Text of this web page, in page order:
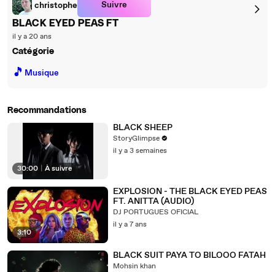
christophe Suivre
BLACK EYED PEAS FT
il y a 20 ans
Catégorie
🎵 Musique
Recommandations
30:00 À suivre
BLACK SHEEP
StoryGlimpse
il y a 3 semaines
3:10
EXPLOSION - THE BLACK EYED PEAS
FT. ANITTA (AUDIO)
DJ PORTUGUES OFICIAL
il y a 7 ans
BLACK SUIT PAYA TO BILOOO FATAH
Mohsin khan